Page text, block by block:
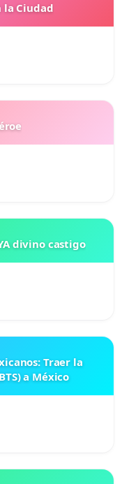
la Ciudad
divino castigo
Traer la
a México